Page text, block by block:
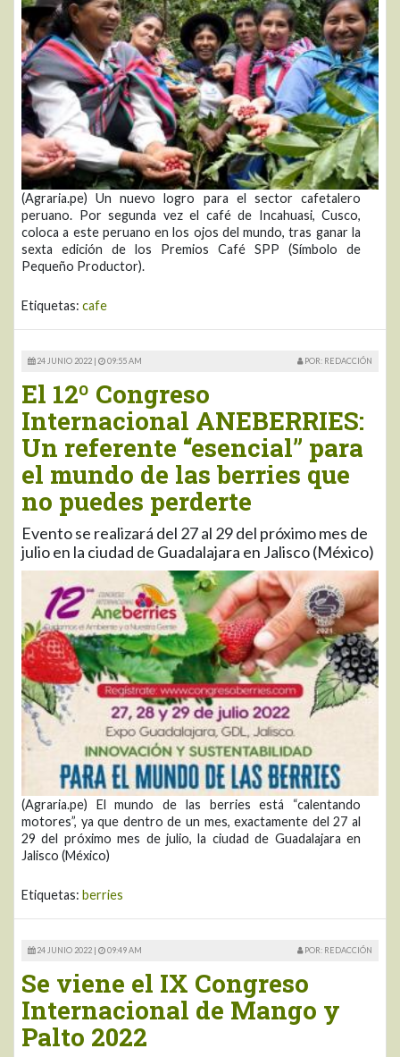
(Agraria.pe) Un nuevo logro para el sector cafetalero
peruano. Por segunda vez el café de Incahuasi, Cusco,
coloca a este peruano en los ojos del mundo, tras ganar la
sexta edición de los Premios Café SPP (Símbolo de
Pequeño Productor).
Etiquetas: cafe
24 JUNIO 2022 | 09:55 AM POR: REDACCIÓN
El 12º Congreso
Internacional ANEBERRIES:
Un referente “esencial” para
el mundo de las berries que
no puedes perderte
Evento se realizará del 27 al 29 del próximo mes de
julio en la ciudad de Guadalajara en Jalisco (México)
(Agraria.pe) El mundo de las berries está “calentando
motores”, ya que dentro de un mes, exactamente del 27 al
29 del próximo mes de julio, la ciudad de Guadalajara en
Jalisco (México)
Etiquetas: berries
24 JUNIO 2022 | 09:49 AM POR: REDACCIÓN
Se viene el IX Congreso
Internacional de Mango y
Palto 2022